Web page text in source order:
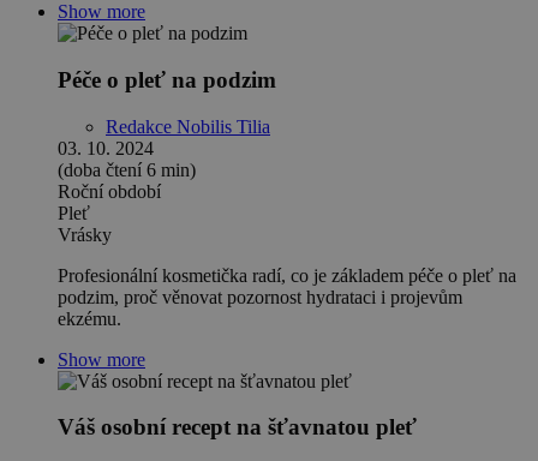
Show more
Péče o pleť na podzim
Redakce Nobilis Tilia
03. 10. 2024
(doba čtení 6 min)
Roční období
Pleť
Vrásky
Profesionální kosmetička radí, co je základem péče o pleť na
podzim, proč věnovat pozornost hydrataci i projevům
ekzému.
Show more
Váš osobní recept na šťavnatou pleť